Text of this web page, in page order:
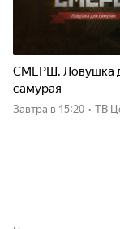
СМЕРШ. Ловушка
самурая
Завтра в 15:20 • ТВ